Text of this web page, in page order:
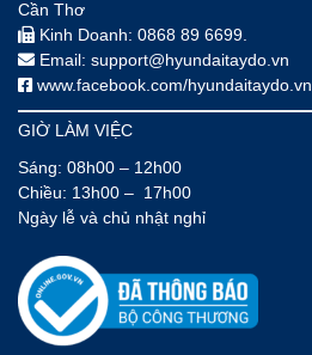
Cần Thơ
Kinh Doanh: 0868 89 6699.
Email: support@hyundaitaydo.vn
www.facebook.com/hyundaitaydo.vn
GIỜ LÀM VIỆC
Sáng: 08h00 – 12h00
Chiều: 13h00 – 17h00
Ngày lễ và chủ nhật nghỉ